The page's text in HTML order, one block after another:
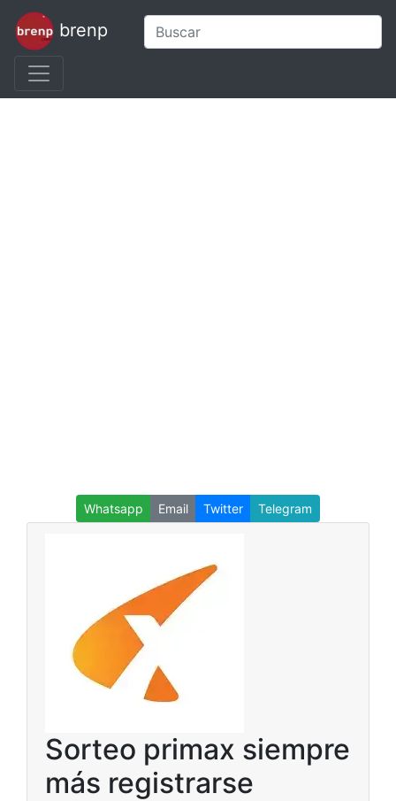
brenp
Whatsapp Email Twitter Telegram
Sorteo primax siempre
más registrarse